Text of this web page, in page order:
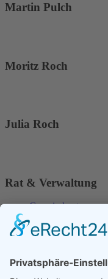
Martin Pulch
Moritz Roch
Julia Roch
Rat & Verwaltung
Gemeinderat
Fraktionen
Formulare &
Serviceadressen